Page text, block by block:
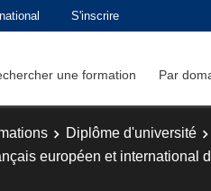
S'inscrire
une formation Par
Diplôme d'université
européen et international